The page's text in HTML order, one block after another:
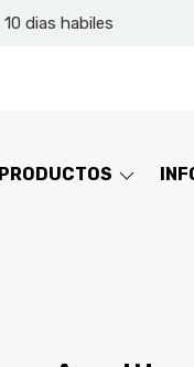
dias habiles
PRODUCTOS